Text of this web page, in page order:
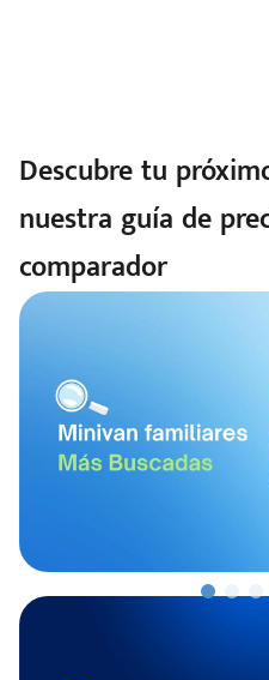
Descubre tu
nuestra guía de
comparador